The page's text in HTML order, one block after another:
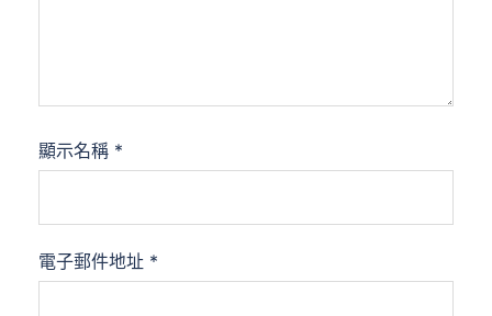
顯示名稱 *
電子郵件地址 *